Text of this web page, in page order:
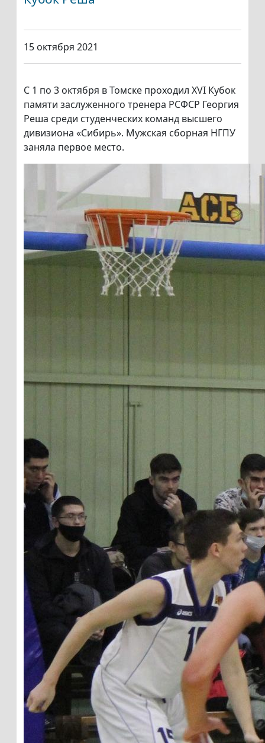
15 октября 2021
С 1 по 3 октября в Томске проходил XVI Кубок
памяти заслуженного тренера РСФСР Георгия
Реша среди студенческих команд высшего
дивизиона «Сибирь». Мужская сборная НГПУ
заняла первое место.